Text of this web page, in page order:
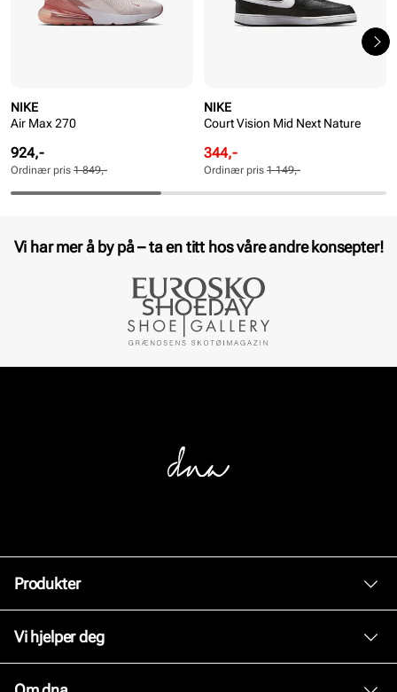
NIKE
Air Max 270
Pris
924,-
Ordinær
pris
Pris
Ordinær pris 1 849,-
NIKE
Court Vision Mid Next Nature
Rabattert
pris
Pris
344,-
Ordinær
pris
Pris
Ordinær pris 1 149,-
Vi har mer å by på – ta en titt hos våre andre konsepter!
Produkter
Vi hjelper deg